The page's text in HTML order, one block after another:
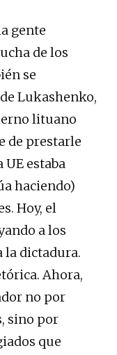
gente
de los
se
Lukashenko,
lituano
de prestarle
estaba
haciendo)
Hoy, el
a los
la dictadura.
Ahora,
no por
sino por
que